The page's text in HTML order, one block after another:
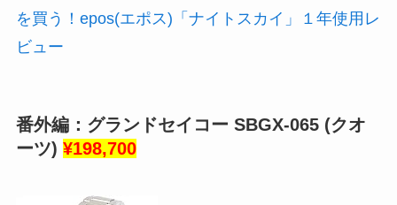
を買う！epos(エポス)「ナイトスカイ」１年使用レ
ビュー
番外編：グランドセイコー SBGX-065 (クオ
ーツ) ¥198,700